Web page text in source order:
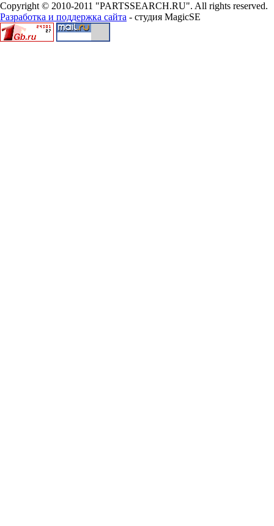
Copyright © 2010-2011 "PARTSSEARCH.RU". All rights reserved.
Разработка и поддержка сайта - студия MagicSE